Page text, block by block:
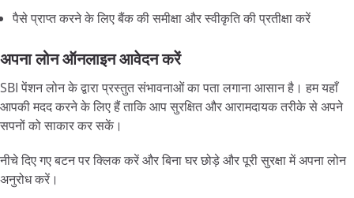
पैसे प्राप्त करने के लिए बैंक की समीक्षा और स्वीकृति की प्रतीक्षा करें
अपना लोन ऑनलाइन आवेदन करें
SBI पेंशन लोन के द्वारा प्रस्तुत संभावनाओं का पता लगाना आसान है। हम यहाँ
आपकी मदद करने के लिए हैं ताकि आप सुरक्षित और आरामदायक तरीके से अपने
सपनों को साकार कर सकें।
नीचे दिए गए बटन पर क्लिक करें और बिना घर छोड़े और पूरी सुरक्षा में अपना लोन
अनुरोध करें।